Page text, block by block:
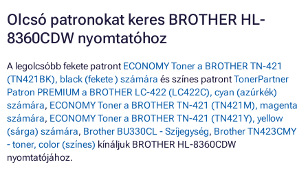
Olcsó patronokat keres BROTHER HL-
8360CDW nyomtatóhoz
A legolcsóbb fekete patront ECONOMY Toner a BROTHER TN-421
(TN421BK), black (fekete ) számára és színes patrontTonerPartner
Patron PREMIUM a BROTHER LC-422 (LC422C), cyan (azúrkék)
számára, ECONOMY Toner a BROTHER TN-421 (TN421M), magenta
számára, ECONOMY Toner a BROTHER TN-421 (TN421Y), yellow
(sárga) számára, Brother BU330CL - Szíjegység, Brother TN423CMY
- toner, color (színes) kínáljuk BROTHER HL-8360CDW
nyomtatójához.